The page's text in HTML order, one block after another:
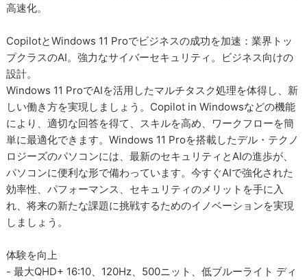
高速化。
CopilotとWindows 11 Proでビジネスの成功を加速：業界トッ
プクラスのAI。強力なサイバーセキュリティ。ビジネス向けの
設計。
Windows 11 ProでAIを活用したマルチタスク処理を体得し、新
しい働き方を実現しましょう。Copilot in Windowsなどの機能
により、適切な回答を得て、スキルを高め、ワークフローを簡
単に最適化できます。Windows 11 Proを搭載したデル・テクノ
ロジーズのパソコンには、最新のセキュリティとAIの進歩が、
パソコンに便利な形で備わっています。今すぐAIで強化された
効率性、パフォーマンス、セキュリティのメリットを手に入
れ、将来の新たな課題に挑戦するためのイノベーションを実現
しましょう。
体験を向上
- 最大QHD+ 16:10、120Hz、500ニット、低ブルーライト ディ